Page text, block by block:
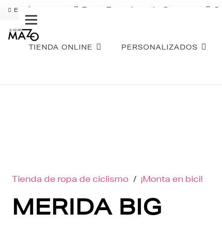
ENVÍO GRATIS Pago Fraccionado Sequra
TIENDA ONLINE PERSONALIZADOS
Tienda de ropa de ciclismo / ¡Monta en bici!
MERIDA BIG